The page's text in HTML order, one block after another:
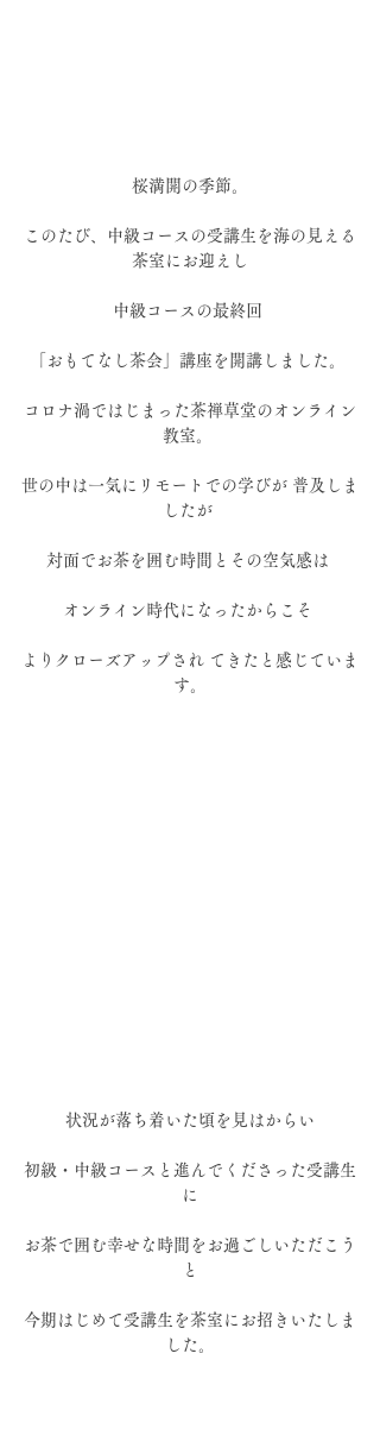
桜満開の季節。
このたび、中級コースの受講生を海の見える
茶室にお迎えし
中級コースの最終回
「おもてなし茶会」講座を開講しました。
コロナ渦ではじまった茶禅草堂のオンライン
教室。
世の中は一気にリモートでの学びが 普及しま
したが
対面でお茶を囲む時間とその空気感は
オンライン時代になったからこそ
よりクローズアップされ てきたと感じていま
す。
状況が落ち着いた頃を見はからい
初級・中級コースと進んでくださった受講生
に
お茶で囲む幸せな時間をお過ごしいただこう
と
今期はじめて受講生を茶室にお招きいたしま
した。